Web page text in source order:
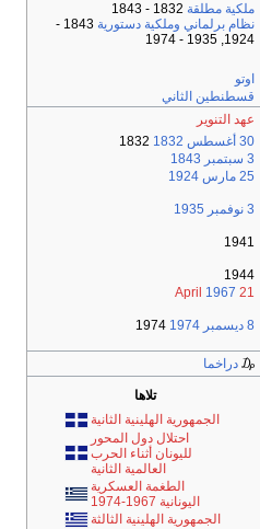
ملكية مطلقة
نظام برلماني وملكية دستورية
1843 -
1924, 1935 - 1974
اوتو
قسطنطين الثاني
عهد التنوير
30 أغسطس 1832
3 سبتمبر
1843
25 مارس 1924
3 نوفمبر 1935
1941
1944
21 April
1967
8 ديسمبر 1974
1974
₯دراخما
تلاها
الجمهورية الهلينية الثانية
احتلال دول المحور
لليونان أثناء الحرب
العالمية الثانية
الطغمة العسكرية
اليونانية 1967-1974
الجمهورية الهلينية الثالثة